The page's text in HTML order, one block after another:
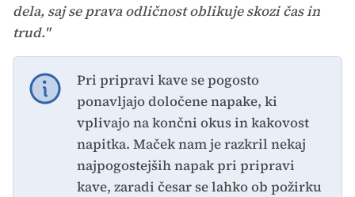
dela, saj se prava odličnost oblikuje skozi čas in
trud."
Pri pripravi kave se pogosto
ponavljajo določene napake, ki
vplivajo na končni okus in kakovost
napitka. Maček nam je razkril nekaj
najpogostejših napak pri pripravi
kave, zaradi česar se lahko ob požirku